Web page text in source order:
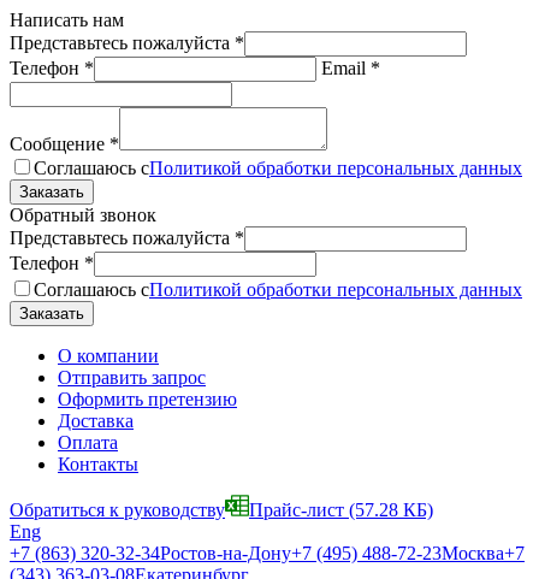
Написать нам
Представьтесь пожалуйста *
Телефон * Email *
Сообщение *
Соглашаюсь сПолитикой обработки персональных данных
Обратный звонок
Представьтесь пожалуйста *
Телефон *
Соглашаюсь сПолитикой обработки персональных данных
О компании
Отправить запрос
Оформить претензию
Доставка
Оплата
Контакты
Обратиться к руководству Прайс-лист (57.28 КБ)
Eng
+7 (863) 320-32-34Ростов-на-Дону+7 (495) 488-72-23Москва+7
(343) 363-03-08Екатеринбург